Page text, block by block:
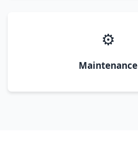
⚙️
Maintenance